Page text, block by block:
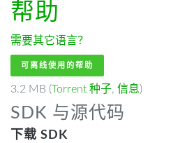
帮助
需要其它语言？
可离线使用的帮助
3.2 MB (Torrent 种子, 信息)
SDK 与源代码
下载 SDK